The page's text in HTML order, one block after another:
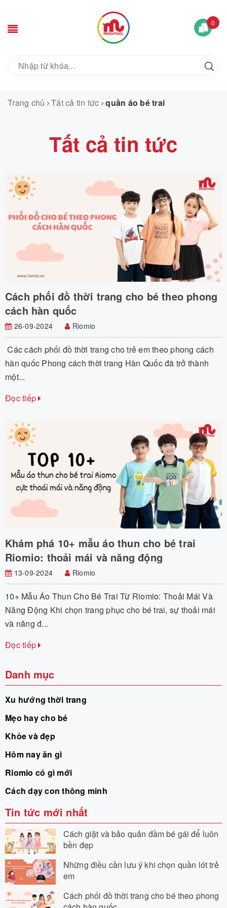
0
Trang chủ Tất cả tin tức quần áo bé trai
Tất cả tin tức
Cách phối đồ thời trang cho bé theo phong
cách hàn quốc
26-09-2024 Riomio
Các cách phối đồ thời trang cho trẻ em theo phong cách
hàn quốc Phong cách thời trang Hàn Quốc đã trở thành
một...
Đọc tiếp
Khám phá 10+ mẫu áo thun cho bé trai
Riomio: thoải mái và năng động
13-09-2024 Riomio
10+ Mẫu Áo Thun Cho Bé Trai Từ Riomio: Thoải Mái Và
Năng Động Khi chọn trang phục cho bé trai, sự thoải mái
và năng đ...
Đọc tiếp
Danh mục
Xu hướng thời trang
Mẹo hay cho bé
Khỏe và đẹp
Hôm nay ăn gì
Riomio có gì mới
Cách dạy con thông minh
Tin tức mới nhất
Cách giặt và bảo quản đầm bé gái để luôn
bền đẹp
Những điều cần lưu ý khi chọn quần lót trẻ
em
Cách phối đồ thời trang cho bé theo phong